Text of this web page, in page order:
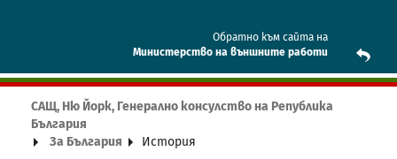
Обратно към сайта на
Mинистерство на външните работи
САЩ, Ню Йорк, Генерално консулство на Република
България
За България
История